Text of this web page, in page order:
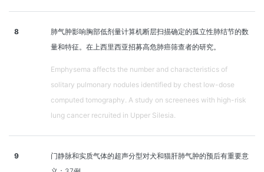
8
肺气肿影响胸部低剂量计算机断层扫描确定的孤立性肺结节的数
量和特征。在上西里西亚招募高危肺癌筛查者的研究。
Emphysema affects the number and characteristics of
solitary pulmonary nodules identified by chest low-dose
computed tomography. A study on screenees with high-risk
lung cancer recruited in Upper Silesia.
9
门静脉和实质气体的超声分型对犬和猫肝肺气肿的预后有重要意